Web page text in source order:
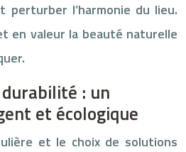
perturber l’harmonie du lieu.
en valeur la beauté naturelle
: un
et écologique
et le choix de solutions